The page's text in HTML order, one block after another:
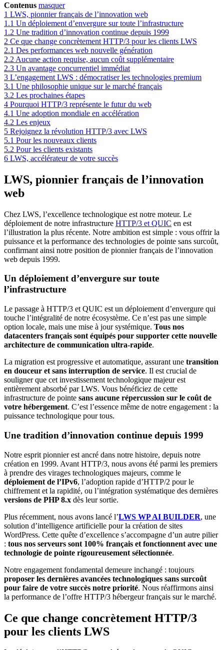
Contenus masquer
1 LWS, pionnier français de l’innovation web
1.1 Un déploiement d’envergure sur toute l’infrastructure
1.2 Une tradition d’innovation continue depuis 1999
2 Ce que change concrètement HTTP/3 pour les clients LWS
2.1 Des performances web nouvelle génération
2.2 Aucune action requise, aucun coût supplémentaire
2.3 Un avantage concurrentiel immédiat
3 L’engagement LWS : démocratiser les technologies premium
3.1 Une philosophie unique sur le marché français
3.2 Les prochaines étapes
4 Pourquoi HTTP/3 représente le futur du web
4.1 Une adoption mondiale en accélération
4.2 Les enjeux
5 Rejoignez la révolution HTTP/3 avec LWS
5.1 Pour les nouveaux clients
5.2 Pour les clients existants
6 LWS, accélérateur de votre succès
LWS, pionnier français de l’innovation
web
Chez LWS, l’excellence technologique est notre moteur. Le
déploiement de notre infrastructure HTTP/3 et QUIC en est
l’illustration la plus récente. Notre ambition est simple : vous offrir la
puissance et la performance des technologies de pointe sans surcoût,
confirmant ainsi notre position de pionnier français de l’innovation
web depuis 1999.
Un déploiement d’envergure sur toute
l’infrastructure
Le passage à HTTP/3 et QUIC est un déploiement d’envergure qui
touche l’intégralité de notre écosystème. Ce n’est pas une simple
option locale, mais une mise à jour systémique. Tous nos
datacenters français sont équipés pour supporter cette nouvelle
architecture de communication ultra-rapide.
La migration est progressive et automatique, assurant une transition
en douceur et sans interruption de service. Il est crucial de
souligner que cet investissement technologique majeur est
entièrement absorbé par LWS. Vous bénéficiez de cette
infrastructure de pointe sans aucune répercussion sur le coût de
votre hébergement. C’est l’essence même de notre engagement : la
puissance technologique pour tous.
Une tradition d’innovation continue depuis 1999
Notre esprit pionnier est ancré dans notre histoire, depuis notre
création en 1999. Avant HTTP/3, nous avons été parmi les premiers
à prendre des virages technologiques majeurs, comme le
déploiement de l’IPv6, l’adoption rapide d’HTTP/2 pour le
chiffrement et la rapidité, ou l’intégration systématique des dernières
versions de PHP 8.x dès leur sortie.
Plus récemment, nous avons lancé l’LWS WP AI BUILDER, une
solution d’intelligence artificielle pour la création de sites
WordPress. Cette quête d’excellence s’accompagne d’un autre pilier
: tous nos serveurs sont 100% français et fonctionnent avec une
technologie de pointe rigoureusement sélectionnée.
Notre engagement fondamental demeure inchangé : toujours
proposer les dernières avancées technologiques sans surcoût
pour faire de votre succès notre priorité. Nous réaffirmons ainsi
la performance de l’offre HTTP/3 hébergeur français sur le marché.
Ce que change concrètement HTTP/3
pour les clients LWS